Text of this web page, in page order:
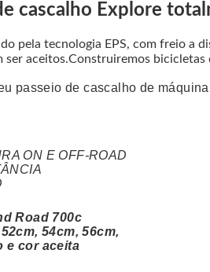
cascalho Explore
pela tecnologia EPS, com freio a
ser aceitos.Construiremos
passeio de cascalho de
ON E OFF-ROAD
Road 700c
54cm, 56cm,
e cor aceita